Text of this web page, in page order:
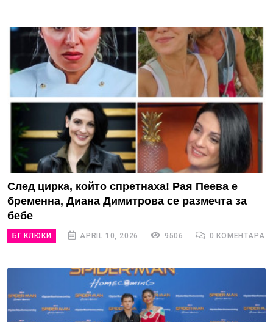
След цирка, който спретнаха! Рая Пеева е
бременна, Диана Димитрова се размечта за
бебе
БГ КЛЮКИ APRIL 10, 2026 9506 0 КОМЕНТАРА